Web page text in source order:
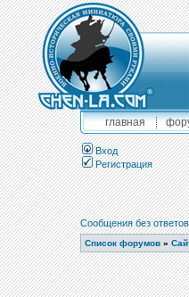
главная
Вход
Регистрация
Сообщения без ответов
Список форумов »